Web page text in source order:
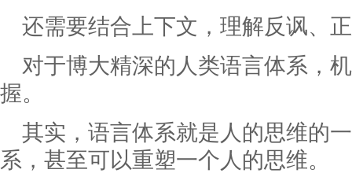
还需要结合上下文，理解反讽、
对于博大精深的人类语言体系，
握。
其实，语言体系就是人的思维的
系，甚至可以重塑一个人的思维。